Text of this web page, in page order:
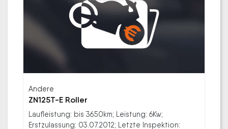
Andere
ZN125T-E Roller
Laufleistung: bis 3650km; Leistung: 6Kw;
Erstzulassung: 03.07.2012; Letzte Inspektion: